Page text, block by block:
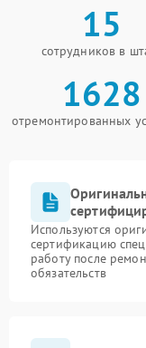
15
сотрудников в
1628
отремонтированных
Используются
сертификацию
работу после
обязательств